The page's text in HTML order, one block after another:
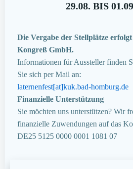
29.08. BIS
Die Vergabe der Stellplätze
Kongreß GmbH.
Informationen für Aussteller finden
Sie sich per Mail an:
laternenfest[at]kuk.bad-homburg.de
Finanzielle Unterstützung
Sie möchten uns unterstützen? Wir
finanzielle Zuwendungen auf das
DE25 5125 0000 0001 1081 07